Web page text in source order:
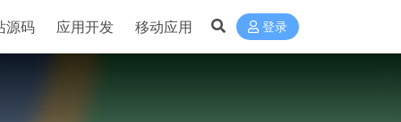
源码 应用开发 移动应用 登录